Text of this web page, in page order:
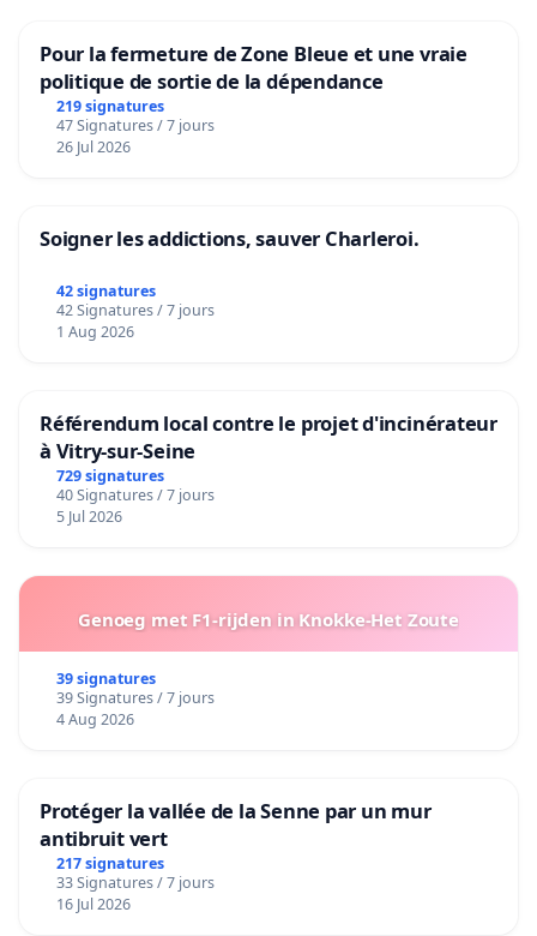
Pour la fermeture de Zone Bleue et une vraie
politique de sortie de la dépendance
219 signatures
47 Signatures / 7 jours
26 Jul 2026
Soigner les addictions, sauver Charleroi.
42 signatures
42 Signatures / 7 jours
1 Aug 2026
Référendum local contre le projet d'incinérateur
à Vitry-sur-Seine
729 signatures
40 Signatures / 7 jours
5 Jul 2026
Genoeg met F1-rijden in Knokke-Het Zoute
39 signatures
39 Signatures / 7 jours
4 Aug 2026
Protéger la vallée de la Senne par un mur
antibruit vert
217 signatures
33 Signatures / 7 jours
16 Jul 2026